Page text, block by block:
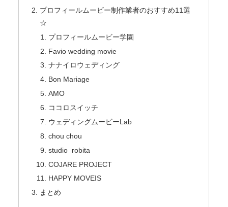
プロフィールムービー制作業者のおすすめ11選
☆
プロフィールムービー学園
Favio wedding movie
ナナイロウェディング
Bon Mariage
AMO
ココロスイッチ
ウェディングムービーLab
chou chou
studio robita
COJARE PROJECT
HAPPY MOVEIS
まとめ